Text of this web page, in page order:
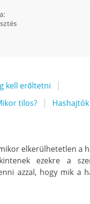
kell erőltetni
tilos?
elkerülhetetlen a
ezekre a
azzal, hogy mik a